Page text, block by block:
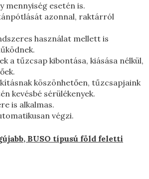
mennyiség esetén is.
azonnal, raktárról
használat mellett is
a tűzcsap kibontása, kiásása nélkül,
köszönhetően, tűzcsapjaink
kevésbé sérülékenyek.
is alkalmas.
végzi.
BUSO típusú föld feletti